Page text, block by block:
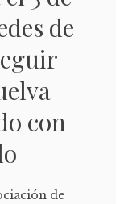
de
con
de